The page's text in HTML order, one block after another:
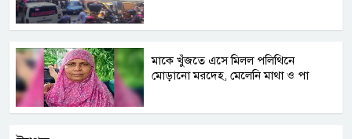
মাকে খুঁজতে এসে মিলল পলিথিনে
মোড়ানো মরদেহ, মেলেনি মাথা ও পা